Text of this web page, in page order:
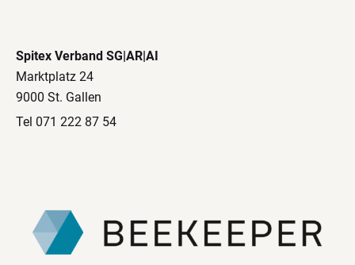
Spitex Verband SG|AR|AI
Marktplatz 24
9000 St. Gallen
Tel 071 222 87 54